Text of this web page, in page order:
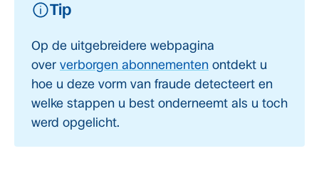
Tip
Op de uitgebreidere webpagina
over verborgen abonnementen ontdekt u
hoe u deze vorm van fraude detecteert en
welke stappen u best onderneemt als u toch
werd opgelicht.